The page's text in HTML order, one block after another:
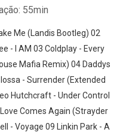
55min
Me (Landis Bootleg) 02
- I AM 03 Coldplay - Every
Mafia Remix) 04 Daddys
- Surrender (Extended
Hutchcraft - Under Control
Comes Again (Strayder
- Voyage 09 Linkin Park - A